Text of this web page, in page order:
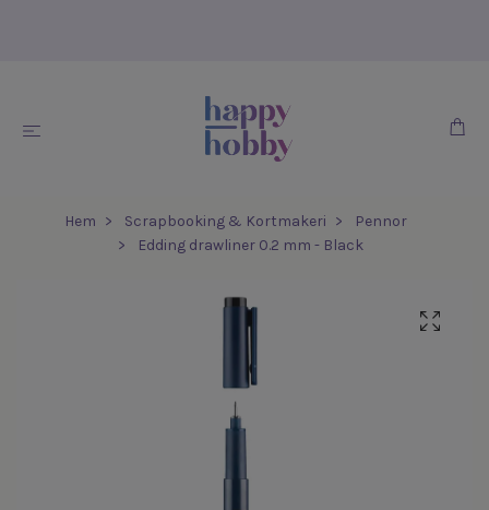
Hem Scrapbooking & Kortmakeri
Pennor
Edding drawliner 0.2 mm - Black